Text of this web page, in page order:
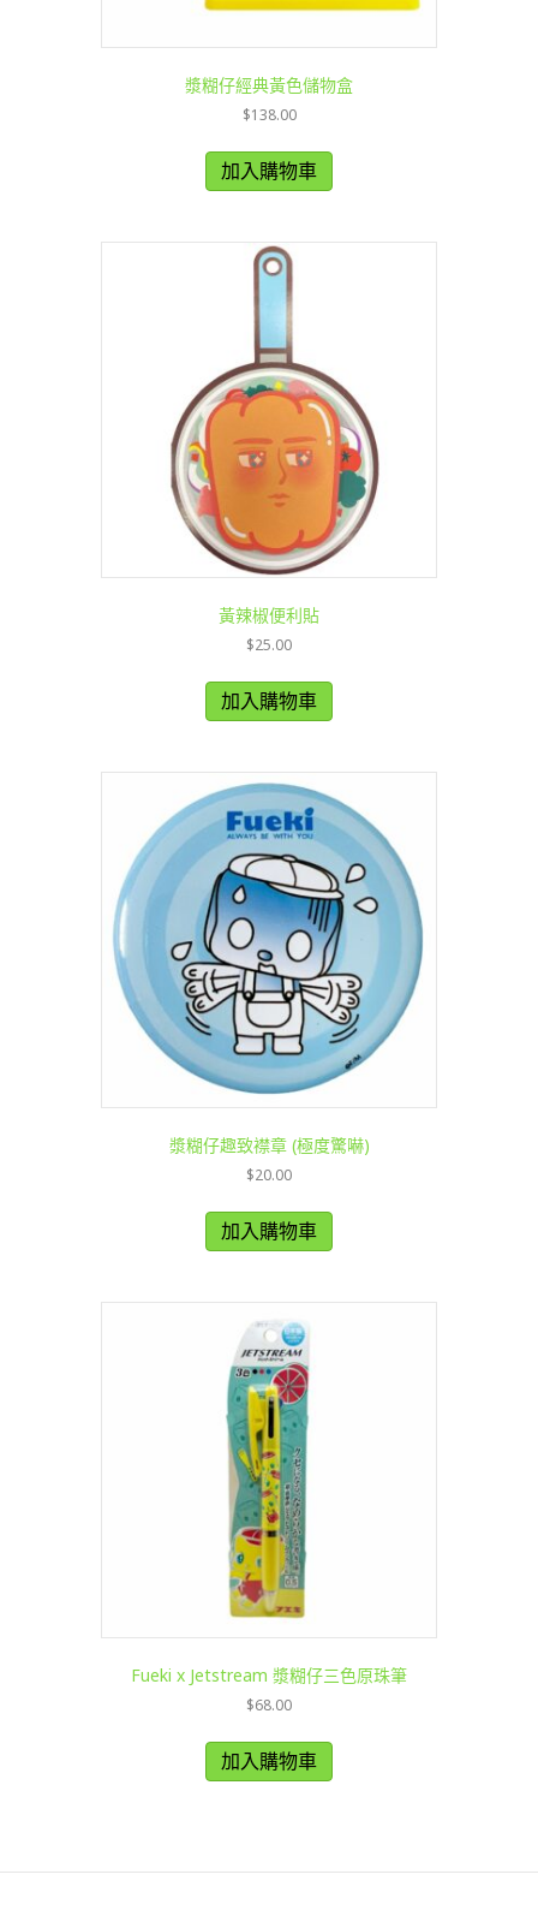
漿糊仔經典黃色儲物盒
$138.00
加入購物車
黃辣椒便利貼
$25.00
加入購物車
漿糊仔趣致襟章 (極度驚嚇)
$20.00
加入購物車
Fueki x Jetstream 漿糊仔三色原珠筆
$68.00
加入購物車